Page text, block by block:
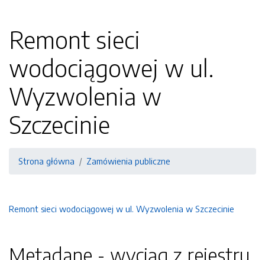
Remont sieci
wodociągowej w ul.
Wyzwolenia w
Szczecinie
Strona główna Zamówienia publiczne
Remont sieci wodociągowej w ul. Wyzwolenia w Szczecinie
Metadane - wyciąg z rejestru